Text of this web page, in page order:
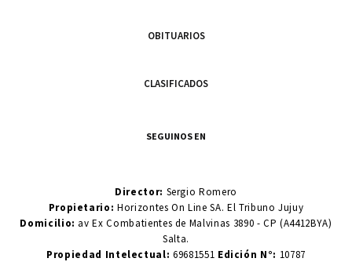
OBITUARIOS
CLASIFICADOS
SEGUINOS EN
Director: Sergio Romero
Propietario:Horizontes On Line SA. El Tribuno Jujuy
Domicilio: av Ex Combatientes de Malvinas 3890 - CP (A4412BYA)
Salta.
Propiedad Intelectual: 69681551 Edición N°: 10787